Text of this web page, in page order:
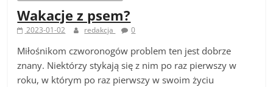
Wakacje z psem?
2023-01-02 redakcja 0
Miłośnikom czworonogów problem ten jest dobrze
znany. Niektórzy stykają się z nim po raz pierwszy w
roku, w którym po raz pierwszy w swoim życiu